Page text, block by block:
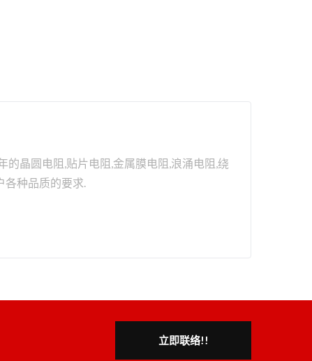
晶圆电阻,贴片电阻,金属膜电阻,浪涌电阻,绕
各种品质的要求.
立即联络!!